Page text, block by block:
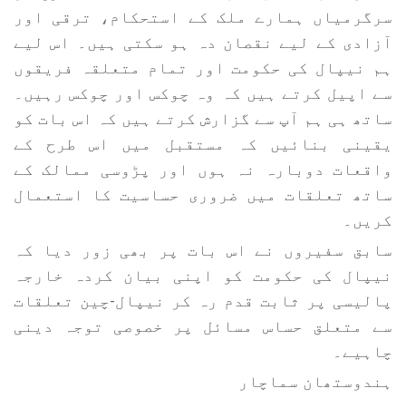
سرگرمیاں ہمارے ملک کے استحکام، ترقی اور
آزادی کے لیے نقصان دہ ہو سکتی ہیں۔ اس لیے
ہم نیپال کی حکومت اور تمام متعلقہ فریقوں
سے اپیل کرتے ہیں کہ وہ چوکس اور چوکس رہیں۔
ساتھ ہی ہم آپ سے گزارش کرتے ہیں کہ اس بات کو
یقینی بنائیں کہ مستقبل میں اس طرح کے
واقعات دوبارہ نہ ہوں اور پڑوسی ممالک کے
ساتھ تعلقات میں ضروری حساسیت کا استعمال
کریں۔
سابق سفیروں نے اس بات پر بھی زور دیا کہ
نیپال کی حکومت کو اپنی بیان کردہ خارجہ
پالیسی پر ثابت قدم رہ کر نیپال-چین تعلقات
سے متعلق حساس مسائل پر خصوصی توجہ دینی
چاہیے۔
ہندوستھان سماچار